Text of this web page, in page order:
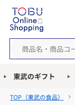
東武のギフト
TOP（東武の食品）